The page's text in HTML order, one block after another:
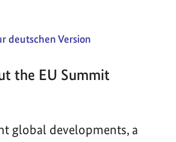
deutschen Version
the EU Summit
global developments, a